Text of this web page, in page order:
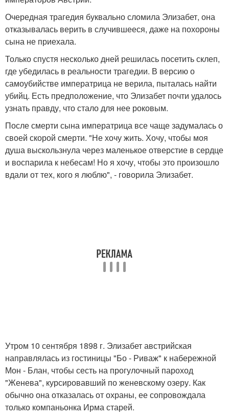
Очередная трагедия буквально сломила Элизабет, она
отказывалась верить в случившееся, даже на похороны
сына не приехала.
Только спустя несколько дней решилась посетить склеп,
где убедилась в реальности трагедии. В версию о
самоубийстве императрица не верила, пыталась найти
убийц. Есть предположение, что Элизабет почти удалось
узнать правду, что стало для нее роковым.
После смерти сына императрица все чаще задумалась о
своей скорой смерти. "Не хочу жить. Хочу, чтобы моя
душа выскользнула через маленькое отверстие в сердце
и воспарила к небесам! Но я хочу, чтобы это произошло
вдали от тех, кого я люблю", - говорила Элизабет.
Утром 10 сентября 1898 г. Элизабет австрийская
направлялась из гостиницы "Бо - Риваж" к набережной
Мон - Блан, чтобы сесть на прогулочный пароход
"Женева", курсировавший по женевскому озеру. Как
обычно она отказалась от охраны, ее сопровождала
только компаньонка Ирма старей.